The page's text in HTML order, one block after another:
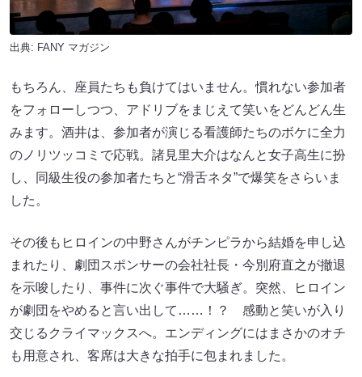
出典: FANY マガジン
もちろん、座員たちも負けてはいません。慣れない参加者
をフォローしつつ、アドリブをまじえて笑いをどんどん生
みます。酒井は、参加者が演じる看護師たちのボケに全力
のノリツッコミで応戦。諸見里大介はなんと女子高生に扮
し、同級生役の参加者たちと“滑舌ネタ”で爆笑をさらいま
した。
その後もヒロインの中野さんがチンピラから結婚を申し込
まれたり、劇団スポンサーの会社社長・今別府直之が撤退
を示唆したり、事件に次ぐ事件で大騒ぎ。突然、ヒロイン
が劇団をやめると言い出して……！？ 感動と笑いが入り
交じるクライマックスへ。エンディングにはまさかのオチ
も用意され、客席は大きな拍手に包まれました。